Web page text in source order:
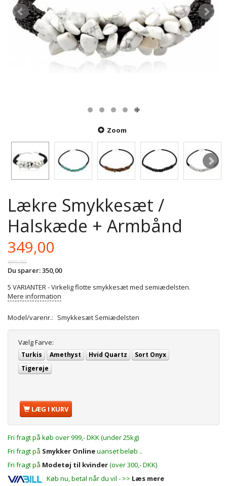
Zoom
Lækre Smykkesæt /
Halskæde + Armbånd
349,00
699,00
Du sparer:350,00
5 VARIANTER - Virkelig flotte smykkesæt med semiædelsten.
Mere information
Model/varenr.: Smykkesæt Semiædelsten
VælgFarve:
Turkis Amethyst Hvid Quartz
Sort Onyx
Tigerøje
LÆG I KURV
Fri fragt på køb over 999,- DKK (under 25kg)
Fri fragt på Smykker Onlineuanset beløb ..
Fri fragt på Modetøj til kvinder(over 300,- DKK)
Køb nu, betal når du vil - >> Læs mere